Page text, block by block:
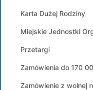
Karta Dużej Rodziny
Miejskie Jednostki
Przetargi
Zamówienia do 170
Zamówienie z wolnej